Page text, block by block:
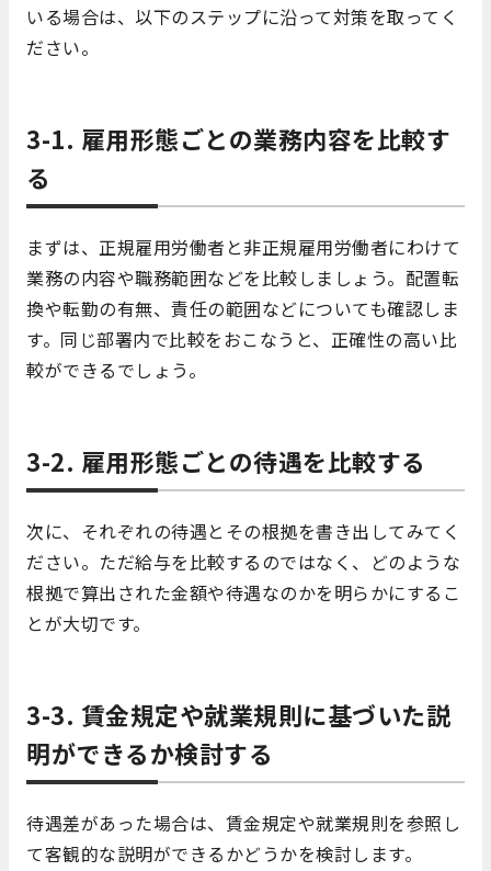
いる場合は、以下のステップに沿って対策を取ってく
ださい。
3-1. 雇用形態ごとの業務内容を比較す
る
まずは、正規雇用労働者と非正規雇用労働者にわけて
業務の内容や職務範囲などを比較しましょう。配置転
換や転勤の有無、責任の範囲などについても確認しま
す。同じ部署内で比較をおこなうと、正確性の高い比
較ができるでしょう。
3-2. 雇用形態ごとの待遇を比較する
次に、それぞれの待遇とその根拠を書き出してみてく
ださい。ただ給与を比較するのではなく、どのような
根拠で算出された金額や待遇なのかを明らかにするこ
とが大切です。
3-3. 賃金規定や就業規則に基づいた説
明ができるか検討する
待遇差があった場合は、賃金規定や就業規則を参照し
て客観的な説明ができるかどうかを検討します。